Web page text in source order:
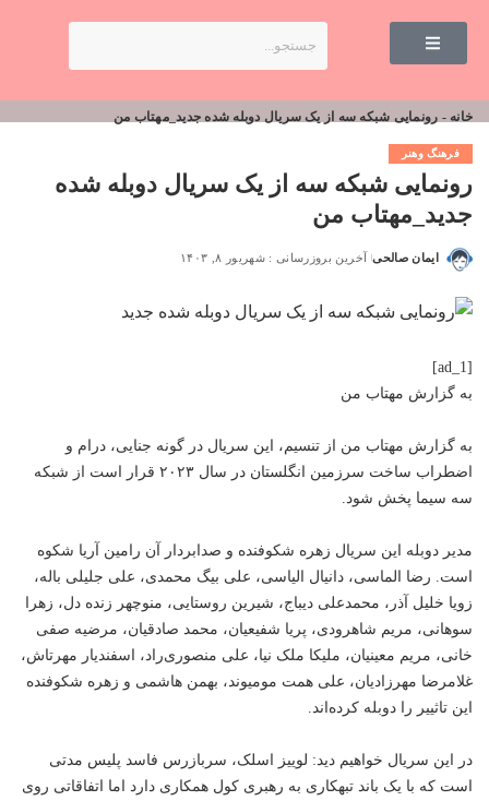
خانه - رونمایی شبکه سه از یک سریال دوبله شده جدید_مهتاب من
فرهنگ وهنر
رونمایی شبکه سه از یک سریال دوبله شده
جدید_مهتاب من
ایمان صالحی آخرین بروزرسانی : شهریور ۸, ۱۴۰۳
[ad_1]
به گزارش مهتاب من
به گزارش مهتاب من از تنسیم، این سریال در گونه جنایی، درام و
اضطراب ساخت سرزمین انگلستان در سال ۲۰۲۳ قرار است از شبکه
سه سیما پخش شود.
مدیر دوبله این سریال زهره شکوفنده و صدابردار آن رامین آریا شکوه
است. رضا الماسی، دانیال الیاسی، علی بیگ محمدی، علی جلیلی باله،
زویا خلیل آذر، محمدعلی دیباج، شیرین روستایی، منوچهر زنده دل، زهرا
سوهانی، مریم شاهرودی، پریا شفیعیان، محمد صادقیان، مرضیه صفی
خانی، مریم معینیان، ملیکا ملک نیا، علی منصوری‌راد، اسفندیار مهرتاش،
غلامرضا مهرزادیان، علی همت مومیوند، بهمن هاشمی و زهره شکوفنده
این تاثییر را دوبله کرده‌اند.
در این سریال خواهیم دید: لوییز اسلک، سربازرس فاسد پلیس مدتی
است که با یک باند تبهکاری به رهبری کول همکاری دارد اما اتفاقاتی روی